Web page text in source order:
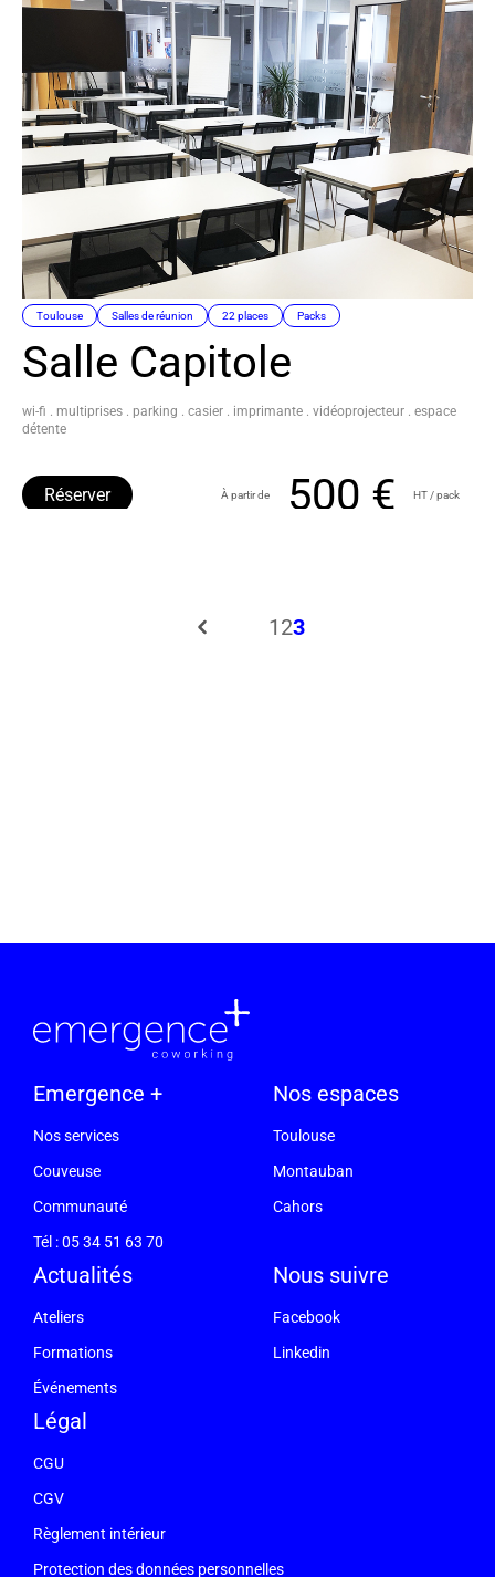
Toulouse Salles de réunion 22 places Packs
Salle Capitole
wi-fi . multiprises . parking . casier . imprimante . vidéoprojecteur . espace
détente
À partir de 500 € HT / pack
Réserver
1 23
Emergence +
Nos services
Couveuse
Communauté
Tél : 05 34 51 63 70
Nos espaces
Toulouse
Montauban
Cahors
Actualités
Ateliers
Formations
Événements
Légal
CGU
CGV
Règlement intérieur
Protection des données personnelles
Nous suivre
Facebook
Linkedin